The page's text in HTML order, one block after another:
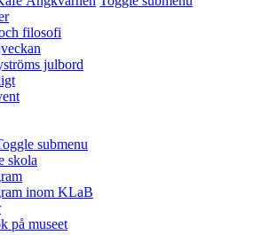
filosofi
julbord
submenu
skola
inom KLaB
på museet